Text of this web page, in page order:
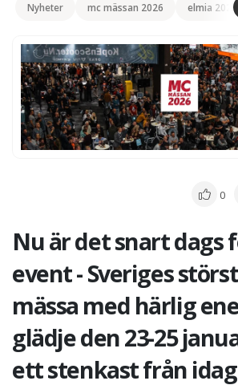
Nyheter mc mässan 2026 elmia 2026
0
Nu är det snart dags
event - Sveriges
mässa med härlig
glädje den 23-25
ett stenkast från